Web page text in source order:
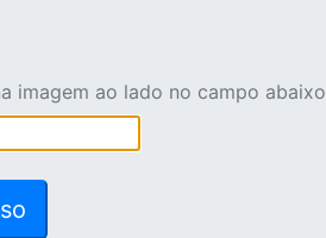
imagem ao lado no campo abaixo